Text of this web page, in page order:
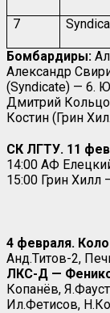
7
Бомбардиры:
Александр
(Syndicate) — 6.
Дмитрий
Костин (Грин
СК ЛГТУ. 11
14:00 АФ
15:00 Грин Хилл
4 февраля.
Анд.Титов-2,
ЛКС-Д —
Копанёв,
Ил.Фетисов,